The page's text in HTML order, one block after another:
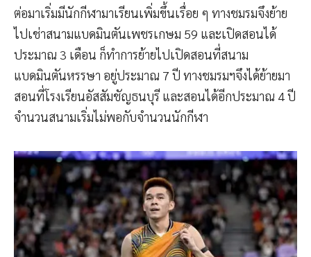
ต่อมาเริ่มมีนักกีฬามาเรียนเพิ่มขึ้นเรื่อย ๆ ทางชมรมจึงย้าย
ไปเช่าสนามแบดมินตันเพชรเกษม 59 และเปิดสอนได้
ประมาณ 3 เดือน ก็ทำการย้ายไปเปิดสอนที่สนาม
แบดมินตันหรรษา อยู่ประมาณ 7 ปี ทางชมรมฯจึงได้ย้ายมา
สอนที่โรงเรียนอัสสัมชัญธนบุรี และสอนได้อีกประมาณ 4 ปี
จำนวนสนามเริ่มไม่พอกับจำนวนนักกีฬา